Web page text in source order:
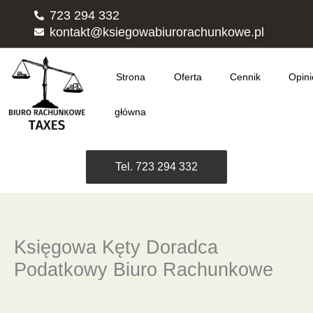
723 294 332
kontakt@ksiegowabiurorachunkowe.pl
Strona
główna
Oferta Cennik
Tel. 723 294 332
Księgowa Kęty Doradca
Podatkowy Biuro Rachunkowe